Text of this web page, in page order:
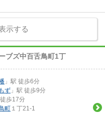
示する
ブズ中百舌鳥町1丁
」駅 徒歩6分
ず 」駅 徒歩9分
徒歩17分
町 １丁21-1